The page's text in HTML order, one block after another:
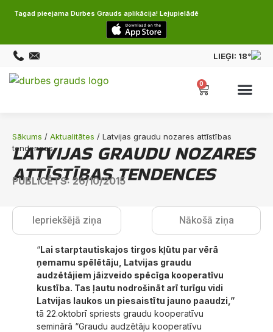
Tagad pieejama Durbes Grauds aplikācija! Lejupielādē
LIEĢI: 18°
0
Sākums / Aktualitātes / Latvijas graudu nozares attīstības
tendences
LATVIJAS GRAUDU NOZARES
ATTĪSTĪBAS TENDENCES
PUBLICĒTS: 26/10/2015
Nākošā ziņa
Iepriekšējā ziņa
“Lai starptautiskajos tirgos kļūtu par vērā
ņemamu spēlētāju, Latvijas graudu
audzētājiem jāizveido spēcīga kooperatīvu
kustība. Tas ļautu nodrošināt arī turīgu vidi
Latvijas laukos un piesaistītu jauno paaudzi,”
tā 22.oktobrī spriests graudu kooperatīvu
seminārā “Graudu audzētāju kooperatīvu